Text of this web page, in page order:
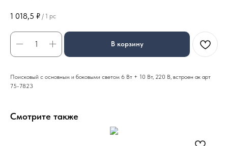
1 018,5 ₽ / 1 pc
В корзину
Поисковый с основным и боковыми светом 6 Вт + 10 Вт, 220 В, встроен ак арт
75-7823
Смотрите также